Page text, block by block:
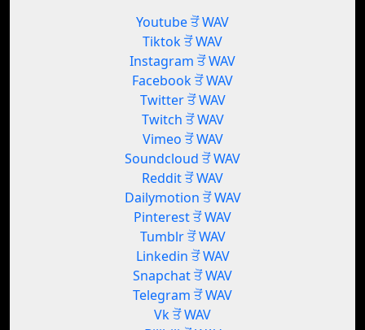
Youtube ਤੋਂ WAV
Tiktok ਤੋਂ WAV
Instagram ਤੋਂ WAV
Facebook ਤੋਂ WAV
Twitter ਤੋਂ WAV
Twitch ਤੋਂ WAV
Vimeo ਤੋਂ WAV
Soundcloud ਤੋਂ WAV
Reddit ਤੋਂ WAV
Dailymotion ਤੋਂ WAV
Pinterest ਤੋਂ WAV
Tumblr ਤੋਂ WAV
Linkedin ਤੋਂ WAV
Snapchat ਤੋਂ WAV
Telegram ਤੋਂ WAV
Vk ਤੋਂ WAV